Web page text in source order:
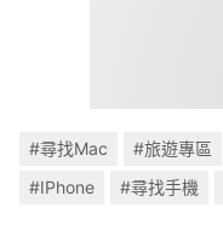
#尋找Mac #旅遊專區
#IPhone
#尋找手機